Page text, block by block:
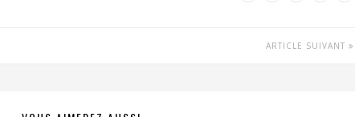
ARTICLE SUIVANT